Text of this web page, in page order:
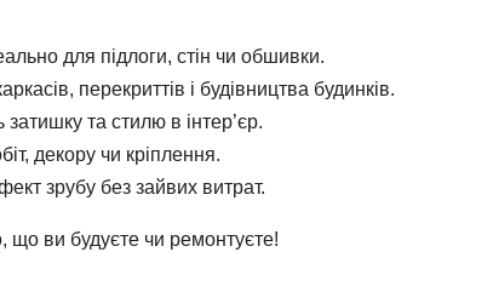
для підлоги, стін чи обшивки.
перекриттів і будівництва будинків.
та стилю в інтер’єр.
декору чи кріплення.
зрубу без зайвих витрат.
що ви будуєте чи ремонтуєте!